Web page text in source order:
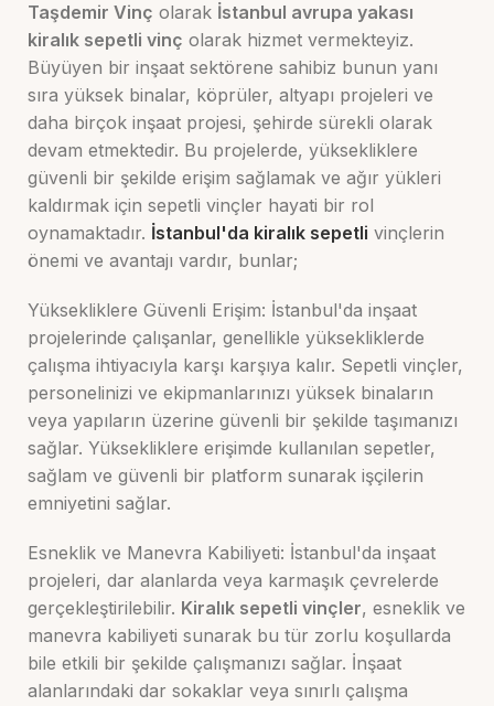
Taşdemir Vinç olarak İstanbul avrupa yakası
kiralık sepetli vinç olarak hizmet vermekteyiz.
Büyüyen bir inşaat sektörene sahibiz bunun yanı
sıra yüksek binalar, köprüler, altyapı projeleri ve
daha birçok inşaat projesi, şehirde sürekli olarak
devam etmektedir. Bu projelerde, yüksekliklere
güvenli bir şekilde erişim sağlamak ve ağır yükleri
kaldırmak için sepetli vinçler hayati bir rol
oynamaktadır. İstanbul'da kiralık sepetli vinçlerin
önemi ve avantajı vardır, bunlar;
Yüksekliklere Güvenli Erişim: İstanbul'da inşaat
projelerinde çalışanlar, genellikle yüksekliklerde
çalışma ihtiyacıyla karşı karşıya kalır. Sepetli vinçler,
personelinizi ve ekipmanlarınızı yüksek binaların
veya yapıların üzerine güvenli bir şekilde taşımanızı
sağlar. Yüksekliklere erişimde kullanılan sepetler,
sağlam ve güvenli bir platform sunarak işçilerin
emniyetini sağlar.
Esneklik ve Manevra Kabiliyeti: İstanbul'da inşaat
projeleri, dar alanlarda veya karmaşık çevrelerde
gerçekleştirilebilir. Kiralık sepetli vinçler, esneklik ve
manevra kabiliyeti sunarak bu tür zorlu koşullarda
bile etkili bir şekilde çalışmanızı sağlar. İnşaat
alanlarındaki dar sokaklar veya sınırlı çalışma